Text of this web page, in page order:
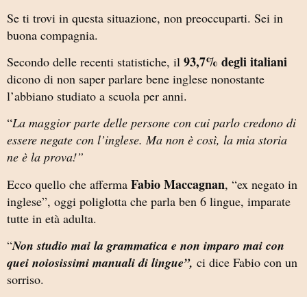
Se ti trovi in questa situazione, non preoccuparti. Sei in
buona compagnia.
Secondo delle recenti statistiche, il 93,7% degli italiani
dicono di non saper parlare bene inglese nonostante
l’abbiano studiato a scuola per anni.
“La maggior parte delle persone con cui parlo credono di
essere negate con l’inglese. Ma non è così, la mia storia
ne è la prova!”
Ecco quello che afferma Fabio Maccagnan, “ex negato in
inglese”, oggi poliglotta che parla ben 6 lingue, imparate
tutte in età adulta.
“Non studio mai la grammatica e non imparo mai con
quei noiosissimi manuali di lingue”, ci dice Fabio con un
sorriso.